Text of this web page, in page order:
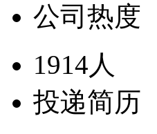
公司热度
1914人
投递简历